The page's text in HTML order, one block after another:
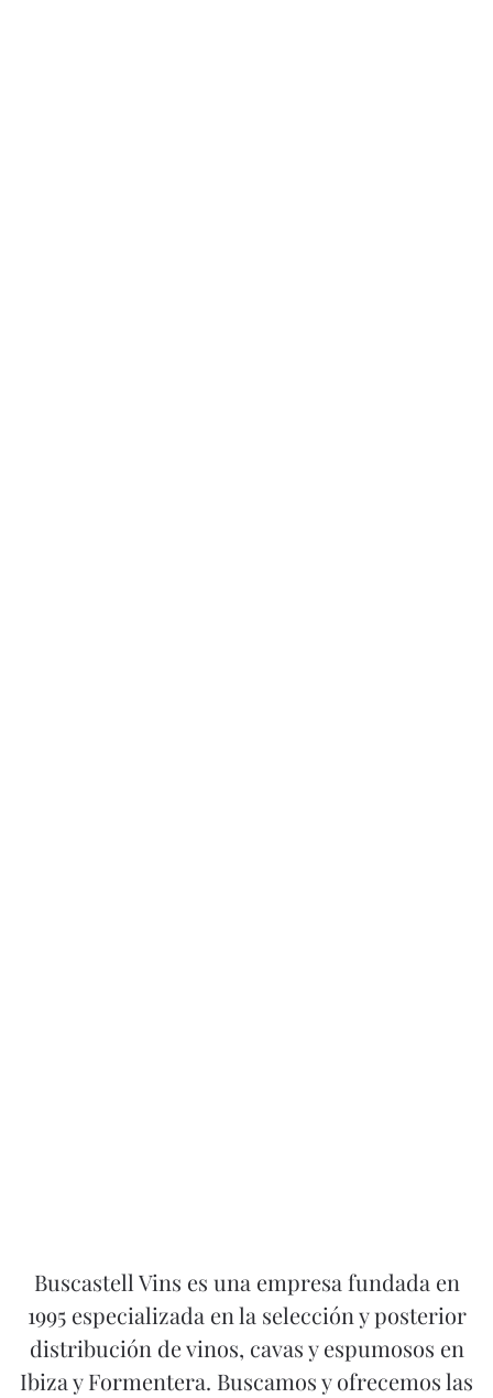
Buscastell Vins es una empresa fundada en
1995 especializada en la selección y posterior
distribución de vinos, cavas y espumosos en
Ibiza y Formentera. Buscamos y ofrecemos las